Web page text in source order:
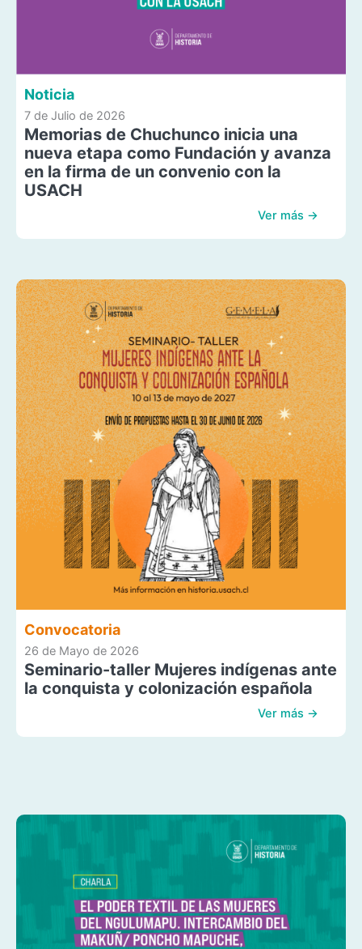
Noticia
7 de Julio de 2026
Memorias de Chuchunco inicia una
nueva etapa como Fundación y avanza
en la firma de un convenio con la
USACH
Ver más →
Convocatoria
26 de Mayo de 2026
Seminario-taller Mujeres indígenas ante
la conquista y colonización española
Ver más →